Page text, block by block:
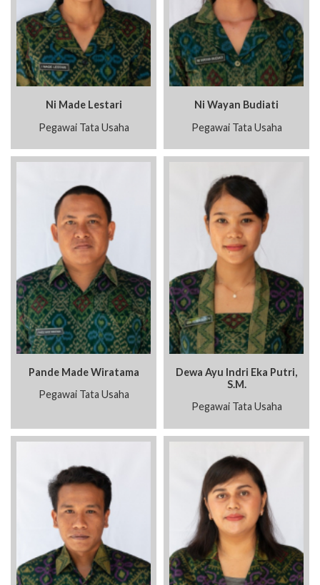
Ni Made Lestari
Pegawai Tata Usaha
Ni Wayan Budiati
Pegawai Tata Usaha
Pande Made Wiratama
Pegawai Tata Usaha
Dewa Ayu Indri Eka Putri,
S.M.
Pegawai Tata Usaha